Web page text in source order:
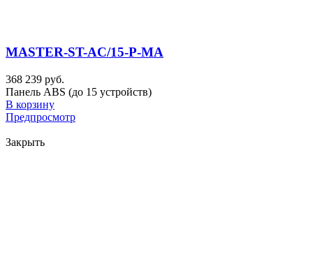
MASTER-ST-AC/15-P-MA
368 239 руб.
Панель ABS (до 15 устройств)
В корзину
Предпросмотр
Закрыть